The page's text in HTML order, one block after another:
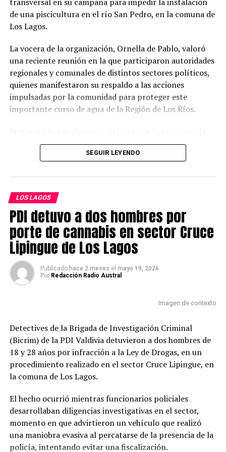
origen del fuego, mientras continúan las labores
investigativas en el lugar.
de una piscicultura en el río San Pedro, en la comuna de
Los Lagos.
La vocera de la organización, Ornella de Pablo, valoró
una reciente reunión en la que participaron autoridades
regionales y comunales de distintos sectores políticos,
quienes manifestaron su respaldo a las acciones
impulsadas por la comunidad para proteger este
importante curso de agua de la Región de Los Ríos.
por las propias autoridades y contó con la participación
del gobernador regional, consejeros regionales,
Matías Hernández, entre otros actores vinculados al
territorio.
Entre los asistentes estuvieron los consejeros regionales
Juan Carlos Farías, Camila Mattar y Felipe López,
además de representantes de la Municipalidad de
Valdivia, el concejal Luis Contreras y el concejal de Los
Lagos Felipe Bustos.
De acuerdo con De Pablo, uno de los principales
autoridades de respaldar políticamente las demandas
ante organismos e instancias de nivel nacional.
La vocera destacó que la defensa del río San Pedro ha
logrado reunir a representantes de diversas tendencias
políticas en torno a una causa común, enfocada en la
territorio.
Durante la actividad también participó el diputado
Matías Hernández, quien informó que se encuentra
SEGUIR LEYENDO
LOS LAGOS
PDI detuvo a dos hombres por
porte de cannabis en sector Cruce
Lipingue de Los Lagos
Publicado hace 2 meses el mayo 19, 2026
Por Redacción Radio Austral
Imagen de contexto
Detectives de la Brigada de Investigación Criminal
(Bicrim) de la PDI Valdivia detuvieron a dos hombres de
18 y 28 años por infracción a la Ley de Drogas, en un
procedimiento realizado en el sector Cruce Lipingue, en
la comuna de Los Lagos.
El hecho ocurrió mientras funcionarios policiales
desarrollaban diligencias investigativas en el sector,
momento en que advirtieron un vehículo que realizó
una maniobra evasiva al percatarse de la presencia de la
policía, intentando evitar una fiscalización.